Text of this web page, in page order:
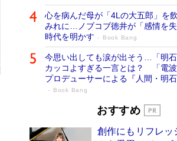
心を病んだ母が「4Lの大五郎」を
みれに…ノブコブ徳井が「感情を
時代を明かす
Book Bang
今思い出しても涙が出そう…「明
カッコよすぎる一言とは？ 「電
プロデューサーによる『人間・明
Book Bang
「宇宙兄弟」最終46巻がベス
物語に幕 特装版には「宇宙で
おすすめ
創作にもリフレッ